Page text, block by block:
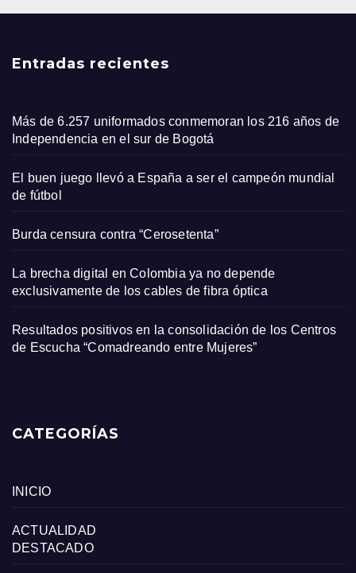
Entradas recientes
Más de 6.257 uniformados conmemoran los 216 años de
Independencia en el sur de Bogotá
El buen juego llevó a España a ser el campeón mundial
de fútbol
Burda censura contra “Cerosetenta”
La brecha digital en Colombia ya no depende
exclusivamente de los cables de fibra óptica
Resultados positivos en la consolidación de los Centros
de Escucha “Comadreando entre Mujeres”
CATEGORÍAS
INICIO
ACTUALIDAD
DESTACADO